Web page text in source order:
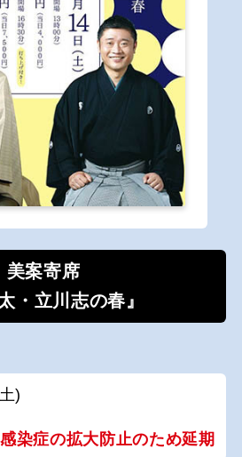
美案寄席
・立川志の春』
)
染症の拡大防止のため延期